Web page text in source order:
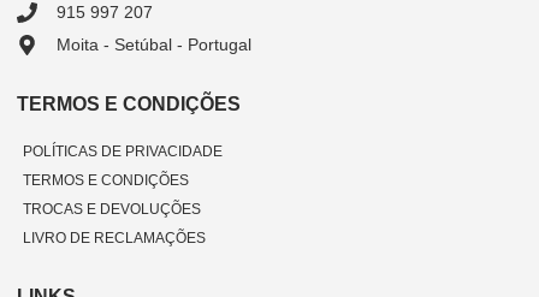
915 997 207
Moita - Setúbal - Portugal
TERMOS E CONDIÇÕES
POLÍTICAS DE PRIVACIDADE
TERMOS E CONDIÇÕES
TROCAS E DEVOLUÇÕES
LIVRO DE RECLAMAÇÕES